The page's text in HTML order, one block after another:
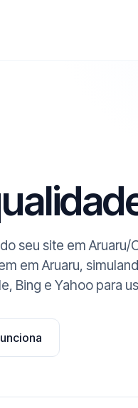
seu site em Aruaru/
em Aruaru,
Bing e Yahoo para